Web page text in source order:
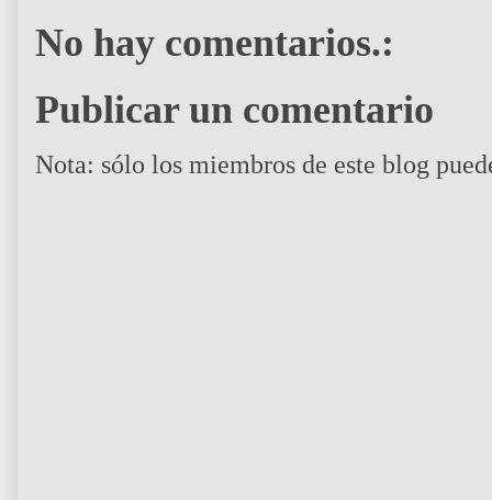
No hay comentarios.:
Publicar un comentario
Nota: sólo los miembros de este blog